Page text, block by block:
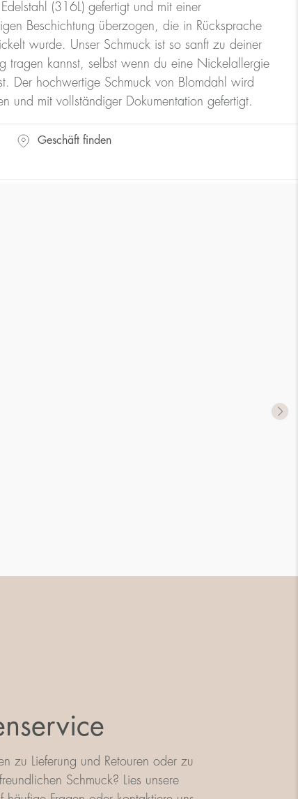
(316L) gefertigt und mit einer
Beschichtung überzogen, die in Rücksprache
wurde. Unser Schmuck ist so sanft zu deiner
tragen kannst, selbst wenn du eine Nickelallergie
Der hochwertige Schmuck von Blomdahl wird
und mit vollständiger Dokumentation gefertigt.
Geschäft finden
zu Lieferung und Retouren oder zu
Schmuck? Lies unsere